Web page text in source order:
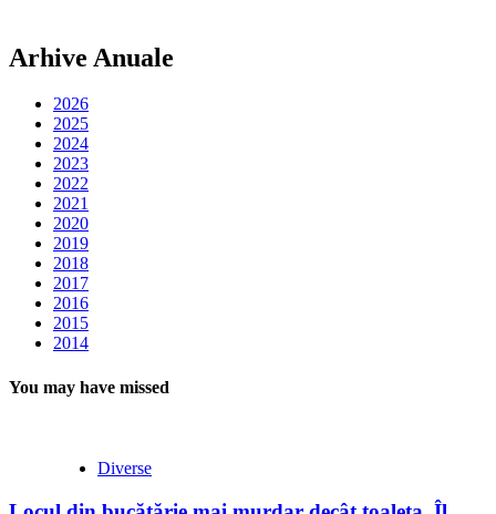
Arhive Anuale
2026
2025
2024
2023
2022
2021
2020
2019
2018
2017
2016
2015
2014
You may have missed
Diverse